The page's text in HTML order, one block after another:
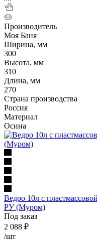
Производитель
Моя Баня
Ширина, мм
300
Высота, мм
310
Длина, мм
270
Страна производства
Россия
Материал
Осина
Ведро 10л с
РУ (Муром)
Под заказ
2 088 ₽
/шт